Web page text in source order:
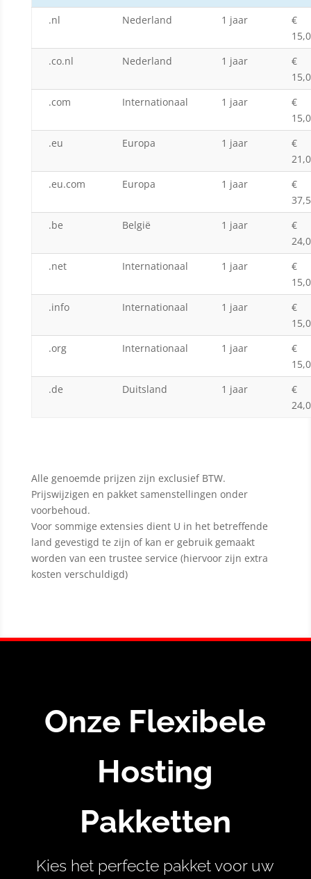
.nl Nederland 1 jaar
€
.co.nl
Nederland 1 jaar
€
.com
Internationaal 1 jaar
€
.eu
Europa 1 jaar
€
.eu.com
Europa 1 jaar
€
.be
België 1 jaar
€
.net
Internationaal 1 jaar
€
.info
Internationaal 1 jaar
€
.org
Internationaal 1 jaar
€
.de
Duitsland 1 jaar
€
Alle genoemde prijzen zijn exclusief BTW.
Prijswijzigen en pakket samenstellingen onder
voorbehoud.
Voor sommige extensies dient U in het betreffende
land gevestigd te zijn of kan er gebruik gemaakt
worden van een trustee service (hiervoor zijn extra
kosten verschuldigd)
Onze Flexibele
Hosting
Pakketten
Kies het perfecte pakket voor uw